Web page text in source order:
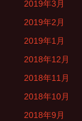
2019年3月
2019年2月
2019年1月
2018年12月
2018年11月
2018年10月
2018年9月